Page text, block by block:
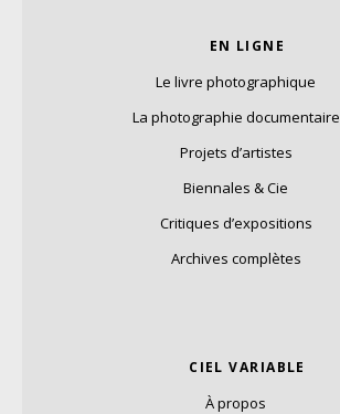
EN LIGNE
Le livre photographique
La photographie documentaire
Projets d’artistes
Biennales & Cie
Critiques d’expositions
Archives complètes
CIEL VARIABLE
À propos